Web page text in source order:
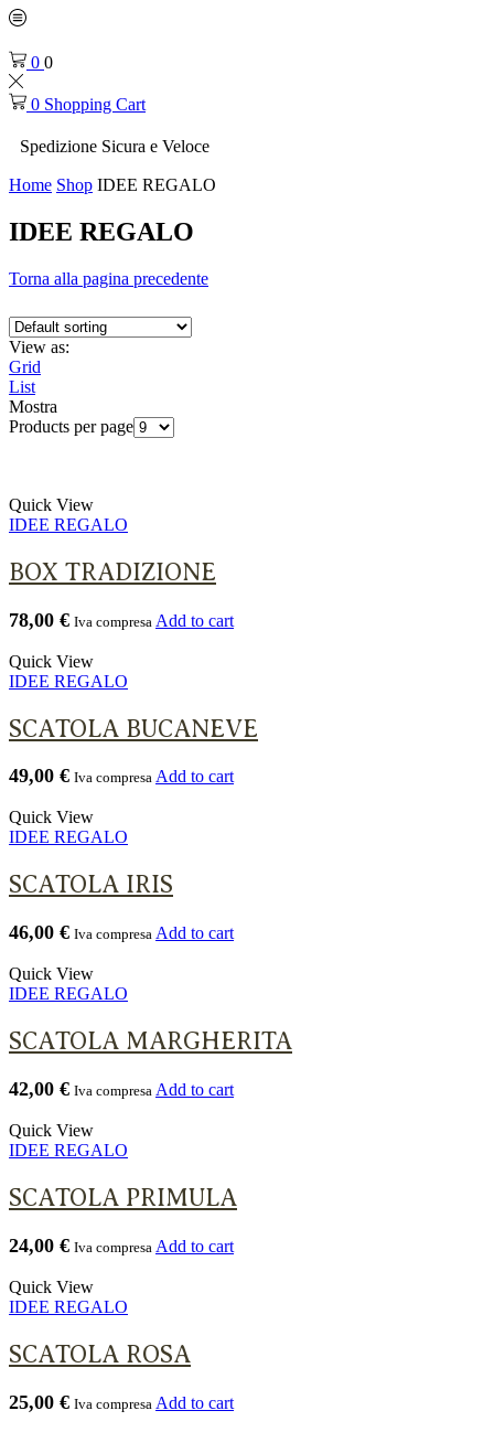
0 0
0 Shopping Cart
Spedizione Sicura e Veloce
Home Shop IDEE REGALO
IDEE REGALO
Torna alla pagina precedente
View as:
Grid
List
Mostra
Products per page
Quick View
IDEE REGALO
BOX TRADIZIONE
78,00 € Iva compresa Add to cart
Quick View
IDEE REGALO
SCATOLA BUCANEVE
49,00 € Iva compresa Add to cart
Quick View
IDEE REGALO
SCATOLA IRIS
46,00 € Iva compresa Add to cart
Quick View
IDEE REGALO
SCATOLA MARGHERITA
42,00 € Iva compresa Add to cart
Quick View
IDEE REGALO
SCATOLA PRIMULA
24,00 € Iva compresa Add to cart
Quick View
IDEE REGALO
SCATOLA ROSA
25,00 € Iva compresa Add to cart